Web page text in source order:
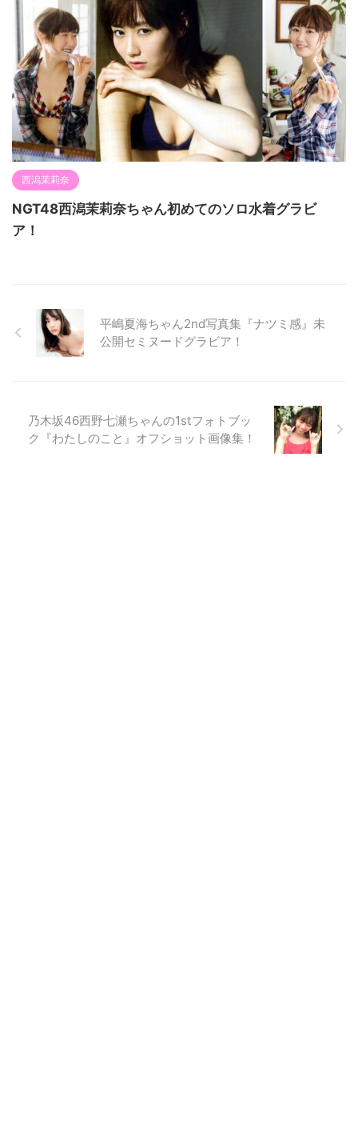
西潟茉莉奈
NGT48西潟茉莉奈ちゃん初めてのソロ水着グラビ
ア！
平嶋夏海ちゃん2nd写真集『ナツミ感』未
公開セミヌードグラビア！
乃木坂46西野七瀬ちゃんの1stフォトブッ
ク『わたしのこと』オフショット画像集！